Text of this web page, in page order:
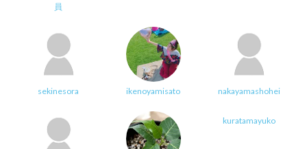
員
sekinesora ikenoyamisato nakayamashohei
kuratamayuko